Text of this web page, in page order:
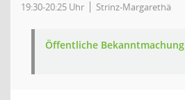
19:30-20:25 Uhr Strinz-Margarethä
Öffentliche Bekanntmachung